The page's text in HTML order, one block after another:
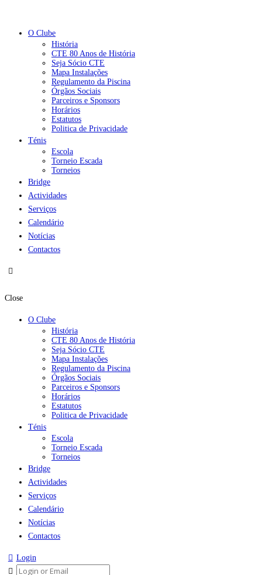
O Clube
História
CTE 80 Anos de História
Seja Sócio CTE
Mapa Instalações
Regulamento da Piscina
Órgãos Sociais
Parceiros e Sponsors
Horários
Estatutos
Politica de Privacidade
Ténis
Escola
Torneio Escada
Torneios
Bridge
Actividades
Serviços
Calendário
Notícias
Contactos
Close
O Clube
História
CTE 80 Anos de História
Seja Sócio CTE
Mapa Instalações
Regulamento da Piscina
Órgãos Sociais
Parceiros e Sponsors
Horários
Estatutos
Politica de Privacidade
Ténis
Escola
Torneio Escada
Torneios
Bridge
Actividades
Serviços
Calendário
Notícias
Contactos
Login